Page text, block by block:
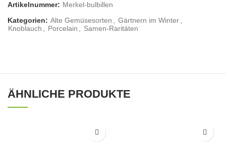
Artikelnummer: Merkel-bulbillen
Kategorien: Alte Gemüsesorten Gärtnern im Winter
Knoblauch
Porcelain Samen-Raritäten
ÄHNLICHE PRODUKTE